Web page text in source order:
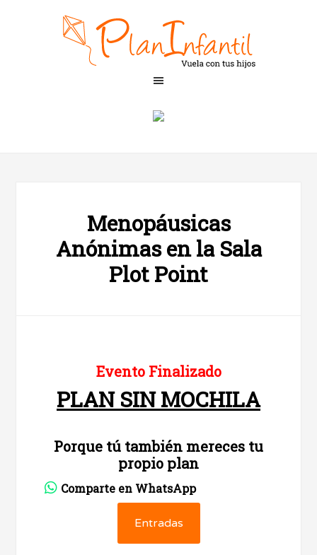
Menopáusicas
Anónimas en la Sala
Plot Point
Evento Finalizado
PLAN SIN MOCHILA
Porque tú también mereces tu
propio plan
Comparte en WhatsApp
Entradas